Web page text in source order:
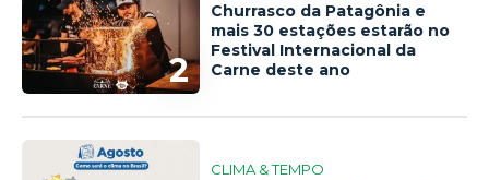
2
Churrasco da Patagônia e
mais 30 estações estarão no
Festival Internacional da
Carne deste ano
CLIMA & TEMPO